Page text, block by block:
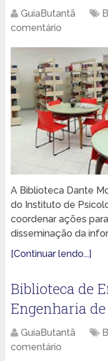
GuiaButantã
comentário
A Biblioteca Dante
do Instituto de
coordenar ações
disseminação da
[Continuar lendo...]
Biblioteca de
Engenharia
GuiaButantã
comentário